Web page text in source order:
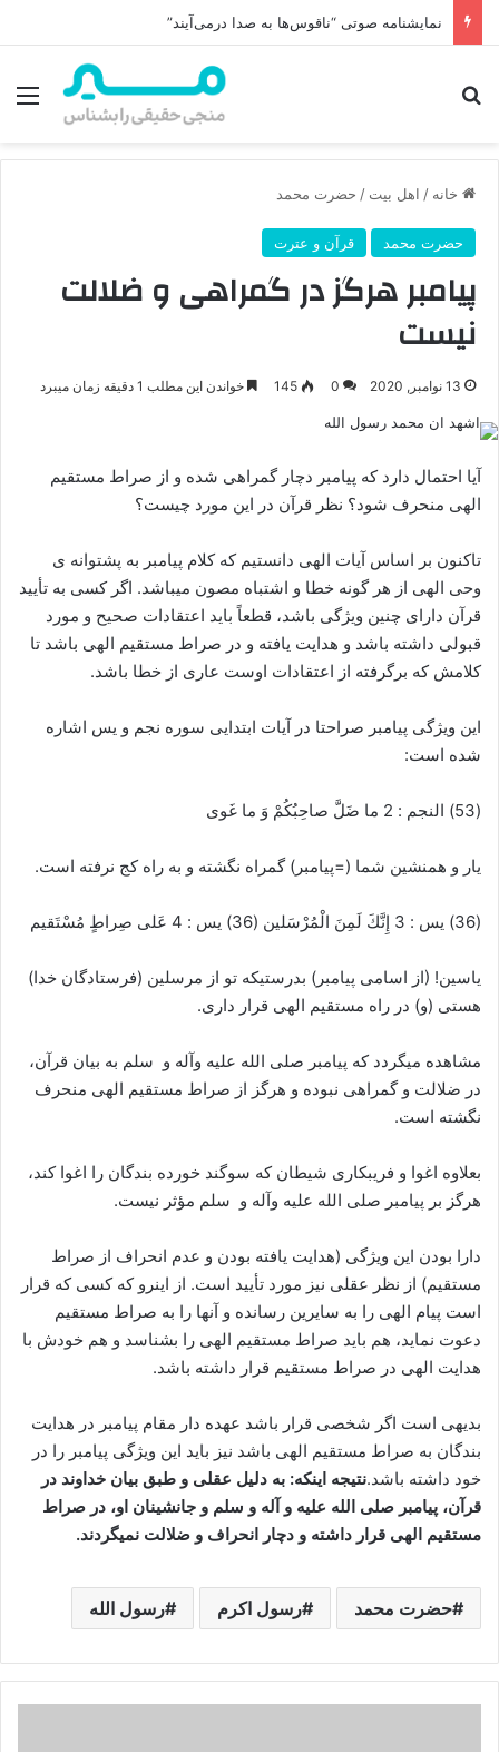
نمایشنامه صوتی “ناقوس‌ها به صدا در‌می‌آیند”
خانه / اهل بیت / حضرت محمد
حضرت محمد قرآن و عترت
پیامبر هرگز در گمراهی و ضلالت
نیست
13 نوامبر, 2020 0
145 خواندن این مطلب 1 دقیقه زمان میبرد
آیا احتمال دارد که پیامبر دچار گمراهی شده و از صراط مستقیم
الهی منحرف شود؟ نظر قرآن در این مورد چیست؟
تاکنون بر اساس آیات الهی دانستیم که کلام پیامبر به پشتوانه ی
وحی الهی از هر گونه خطا و اشتباه مصون میباشد. اگر کسی به تأیید
قرآن دارای چنین ویژگی باشد، قطعاً باید اعتقادات صحیح و مورد
قبولی داشته باشد و هدایت یافته و در صراط مستقیم الهی باشد تا
کلامش که برگرفته از اعتقادات اوست عاری از خطا باشد.
این ویژگی پیامبر صراحتا در آیات ابتدایی سوره نجم و یس اشاره
شده است:
(53) النجم : 2 ما ضَلَّ صاحِبُكُمْ وَ ما غَوى‏
یار و همنشین شما (=پیامبر) گمراه نگشته و به راه کج نرفته است.
(36) يس : 3 إِنَّكَ لَمِنَ الْمُرْسَلين‏ (36) يس : 4 عَلى‏ صِراطٍ مُسْتَقيم‏
یاسین! (از اسامی پیامبر) بدرستیکه تو از مرسلین (فرستادگان خدا)
هستی (و) در راه مستقیم الهی قرار داری.
مشاهده میگردد که پیامبر صلی الله علیه وآله و سلم به بیان قرآن،
در ضلالت و گمراهی نبوده و هرگز از صراط مستقیم الهی منحرف
نگشته است.
بعلاوه اغوا و فریبکاری شیطان که سوگند خورده بندگان را اغوا کند،
هرگز بر پیامبر صلی الله علیه وآله و سلم مؤثر نیست.
دارا بودن این ویژگی (هدایت یافته بودن و عدم انحراف از صراط
مستقیم) از نظر عقلی نیز مورد تأیید است. از اینرو که کسی که قرار
است پیام الهی را به سایرین رسانده و آنها را به صراط مستقیم
دعوت نماید، هم باید صراط مستقیم الهی را بشناسد و هم خودش با
هدایت الهی در صراط مستقیم قرار داشته باشد.
بدیهی است اگر شخصی قرار باشد عهده دار مقام پیامبر در هدایت
بندگان به صراط مستقیم الهی باشد نیز باید این ویژگی پیامبر را در
خود داشته باشد.نتیجه اینکه: به دلیل عقلی و طبق بیان خداوند در
قرآن، پیامبر صلی الله علیه و آله و سلم و جانشینان او، در صراط
مستقیم الهی قرار داشته و دچار انحراف و ضلالت نمیگردند.
حضرت محمد رسول اکرم رسول الله